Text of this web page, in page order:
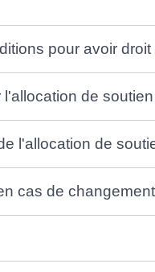
pour avoir
de
l'allocation de
cas de